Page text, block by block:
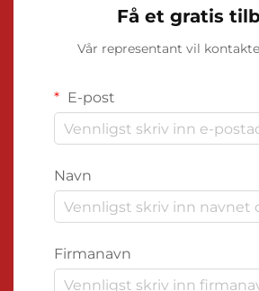
Få et gratis
Vår representant vil
E-post
Navn
Firmanavn